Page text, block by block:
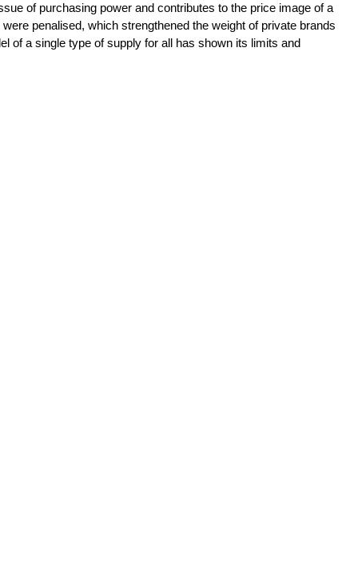
of purchasing power and contributes to the price image of a
penalised, which strengthened the weight of private brands
of a single type of supply for all has shown its limits and